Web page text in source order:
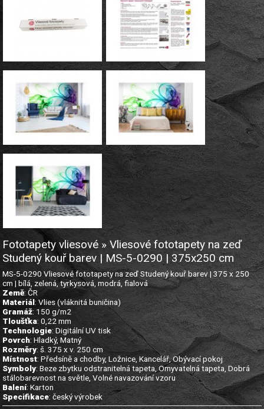
Fototapety vliesové » Vliesové fototapety na zeď
Studený kouř barev | MS-5-0290 | 375x250 cm
MS-5-0290 Vliesové fototapety na zeď Studený kouř barev | 375 x 250
cm | bílá, zelená, tyrkysová, modrá, fialová
Země: ČR
Materiál: Vlies (vláknitá buničina)
Gramáž: 150 g/m2
Tloušťka: 0,22 mm
Technologie: Digitální UV tisk
Povrch: Hladký, Matný
Rozměry: š. 375 x v. 250 cm
Místnost: Předsíně a chodby, Ložnice, Kancelář, Obývací pokoj
Symboly: Beze zbytku odstranitelná tapeta, Omyvatelná tapeta, Dobrá
stálobarevnost na světle, Volné navazování vzoru
Balení: Karton
Specifikace: český výrobek